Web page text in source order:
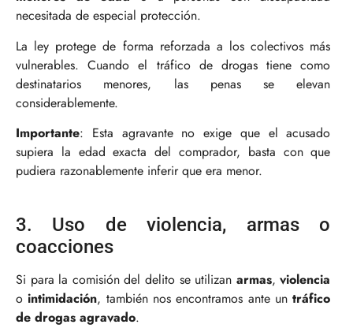
necesitada de especial protección.
La ley protege de forma reforzada a los colectivos más
vulnerables. Cuando el tráfico de drogas tiene como
destinatarios menores, las penas se elevan
considerablemente.
Importante: Esta agravante no exige que el acusado
supiera la edad exacta del comprador, basta con que
pudiera razonablemente inferir que era menor.
3. Uso de violencia, armas o
coacciones
Si para la comisión del delito se utilizan armas,violencia
ointimidación, también nos encontramos ante untráfico
de drogas agravado.